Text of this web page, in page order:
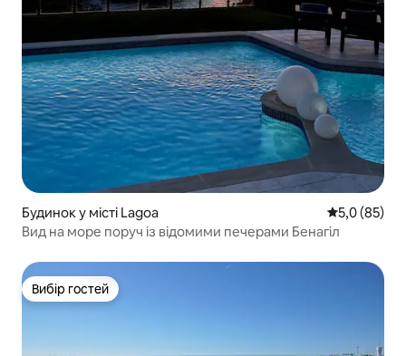
Будинок у місті Lagoa Середня
5,0 (85)
Вид на море поруч із відомими печерами Бенагіл
Вибір гостей
Вибір гостей